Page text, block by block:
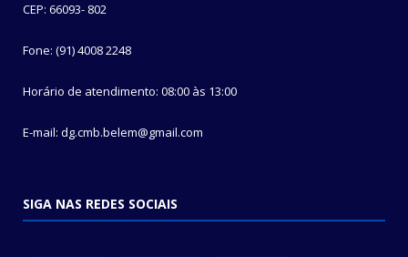
CEP: 66093- 802
Fone: (91) 4008 2248
Horário de atendimento: 08:00 às 13:00
E-mail: dg.cmb.belem@gmail.com
SIGA NAS REDES SOCIAIS